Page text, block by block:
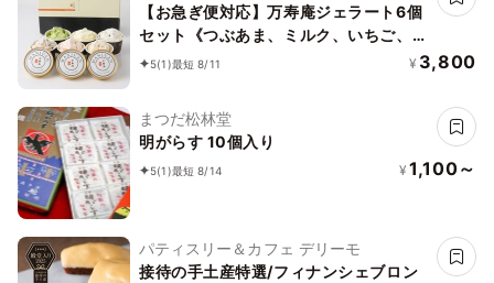
【お急ぎ便対応】万寿庵ジェラート6個
セット《つぶあま、ミルク、いちご、抹
茶、チョコチップ、クッキー＆クリーム
5(1)最短 8/11 ¥ 3,800
まつだ松林堂
明がらす 10個入り
5(1)最短 8/14 ¥ 1,100～
パティスリー＆カフェ デリーモ
接待の手土産特選/フィナンシェブロン